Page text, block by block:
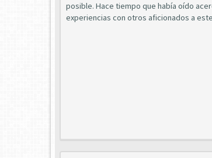
posible. Hace tiempo que había oído
experiencias con otros aficionados a